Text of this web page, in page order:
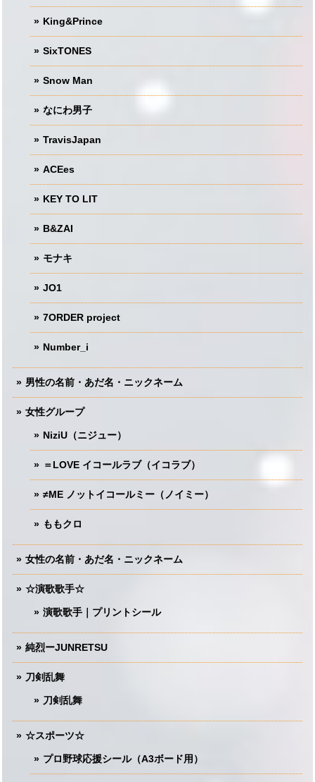
King&Prince
SixTONES
Snow Man
なにわ男子
TravisJapan
ACEes
KEY TO LIT
B&ZAI
モナキ
JO1
7ORDER project
Number_i
男性の名前・あだ名・ニックネーム
女性グループ
NiziU（ニジュー）
＝LOVE イコールラブ（イコラブ）
≠ME ノットイコールミー（ノイミー）
ももクロ
女性の名前・あだ名・ニックネーム
☆演歌歌手☆
演歌歌手｜プリントシール
純烈ーJUNRETSU
刀剣乱舞
刀剣乱舞
☆スポーツ☆
プロ野球応援シール（A3ボード用）